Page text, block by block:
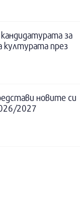
за
културата през
новите си
2027